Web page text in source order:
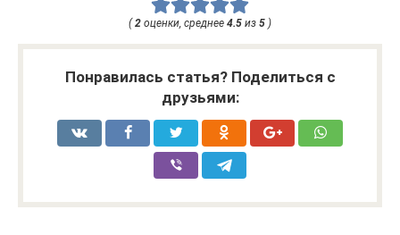
( 2 оценки, среднее 4.5 из 5 )
Понравилась статья? Поделиться с
друзьями: